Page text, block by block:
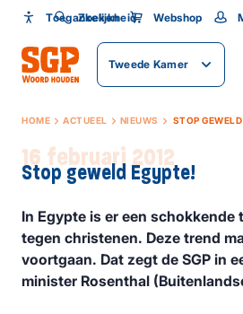
Toegankelijkheid
Toegankelijkheid
Lettergrootte
Zoeken Webshop
Tweede Kamer
HOME ACTUEEL NIEUWS STOP
16 februari 2012
Stop geweld Egypte!
In Egypte is er een schokkende
tegen christenen. Deze trend
voortgaan. Dat zegt de SGP in
minister Rosenthal